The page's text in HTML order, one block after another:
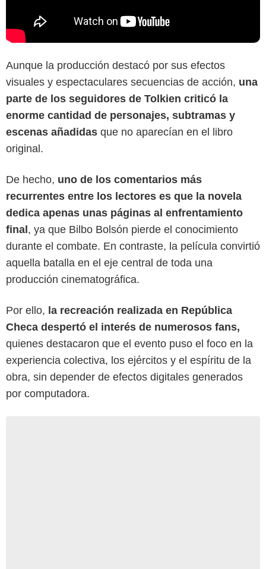
Aunque la producción destacó por sus efectos
visuales y espectaculares secuencias de acción, una
parte de los seguidores de Tolkien criticó la
enorme cantidad de personajes, subtramas y
escenas añadidas que no aparecían en el libro
original.
De hecho, uno de los comentarios más
recurrentes entre los lectores es que la novela
dedica apenas unas páginas al enfrentamiento
final , ya que Bilbo Bolsón pierde el conocimiento
durante el combate. En contraste, la película convirtió
aquella batalla en el eje central de toda una
producción cinematográfica.
Por ello, la recreación realizada en República
Checa despertó el interés de numerosos fans,
quienes destacaron que el evento puso el foco en la
experiencia colectiva, los ejércitos y el espíritu de la
obra, sin depender de efectos digitales generados
por computadora.